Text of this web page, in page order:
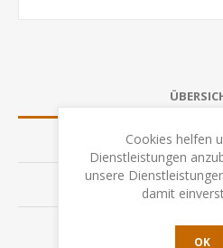
Cookies helfen
Dienstleistungen
unsere
damit
OK